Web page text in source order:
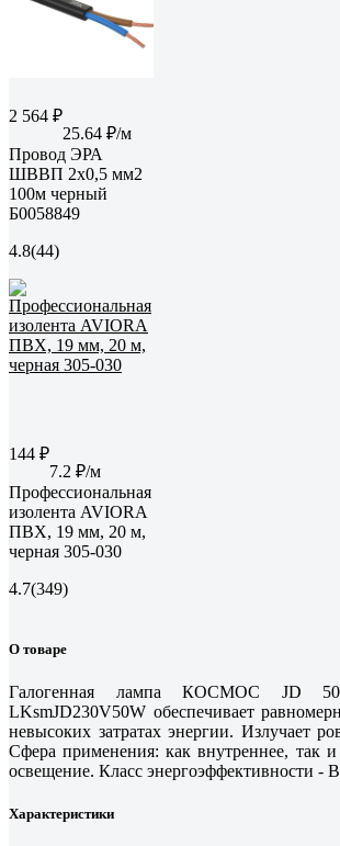
2 564 ₽
25.64 ₽/м
Провод ЭРА
ШВВП 2x0,5 мм2
100м черный
Б0058849
4.8(44)
144 ₽
7.2 ₽/м
Профессиональная
изолента AVIORA
ПВХ, 19 мм, 20 м,
черная 305-030
4.7(349)
О товаре
Галогенная лампа КОСМОС JD
LKsmJD230V50W обеспечивает
невысоких затратах энергии. Излучает
Сфера применения: как внутреннее, так
освещение. Класс энергоэффективности -
Характеристики